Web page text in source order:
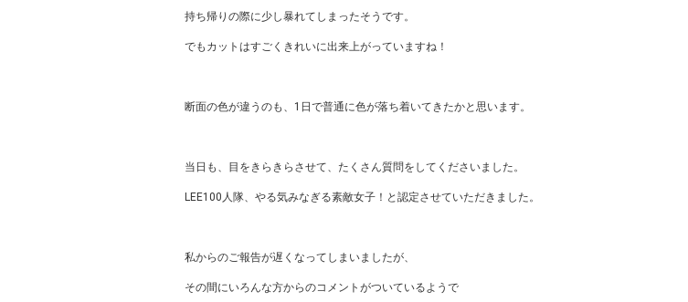
持ち帰りの際に少し暴れてしまったそうです。
でもカットはすごくきれいに出来上がっていますね！
断面の色が違うのも、1日で普通に色が落ち着いてきたかと思います。
当日も、目をきらきらさせて、たくさん質問をしてくださいました。
LEE100人隊、やる気みなぎる素敵女子！と認定させていただきました。
私からのご報告が遅くなってしまいましたが、
その間にいろんな方からのコメントがついているようで